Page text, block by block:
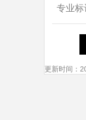
专业
旅游景
间的
更新时间：